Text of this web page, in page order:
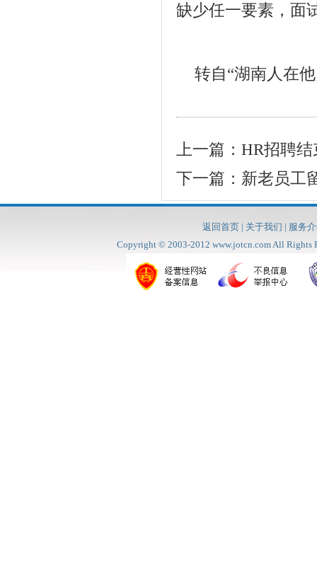
缺少任一要素，面
转自“湖南人在
上一篇： HR招聘
下一篇： 新老员工
返回首页 | 关于我们 | 服务
Copyright © 2003-2012 www.jotcn.comAll Rights